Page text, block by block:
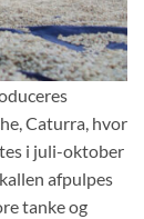
Caturra, hvor
i juli-oktober
afpulpes
tanke og